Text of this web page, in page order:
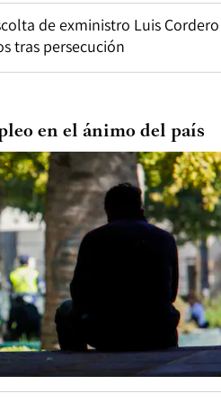
de exministro Luis Cordero
tras persecución
en el ánimo del país